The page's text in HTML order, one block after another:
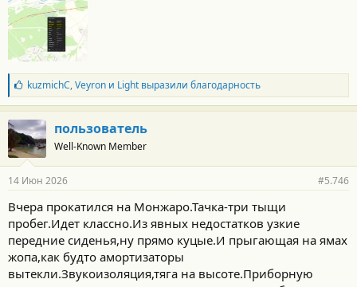
Б
л
а
г
о
д
а
н
с
т
и
kuzmichC,Veyronи Lightвыразили благодарность
пользователь
Well-Known Member
14 Июн 2026 #5.746
Вчера прокатился на Монжаро.Тачка-три тыщи
пробег.Идет классно.Из явных недостатков узкие
передние сиденья,ну прямо куцые.И прыгающая на ямах
жопа,как будто амортизаторы
вытекли.Звукоизоляция,тяга на высоте.Приборную